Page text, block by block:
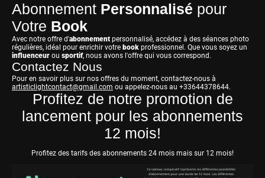
Abonnement Personnalisé pour
Votre Book
Avec notre offre d'abonnement personnalisé, accédez à des séances photo
régulières, idéal pour enrichir votre book professionnel . Que vous soyez un
influenceur ou sportif, nous avons l'offre qui vous correspond.
Contactez Nous
Pour en savoir plus sur nos offres du moment, contactez-nous à
artisticlightcontact@gmail.com ou appelez-nous au +33644378644.
Profitez de notre promotion de
lancement pour les abonnements
12 mois!
Profitez des tarifs des abonnements 24 mois mais sur 12 mois!